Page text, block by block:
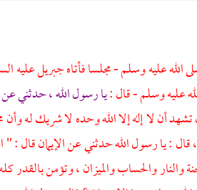
عليه وسلم - مجلسا فأتاهجبريلعليه
عليه وسلم - قال :يا رسول الله ، حدثني
أن لا إله إلا الله وحده لا شريك له وأن
رسول الله حدثني عن الإيمان قال : "
والنار والحساب والميزان ، وتؤمن